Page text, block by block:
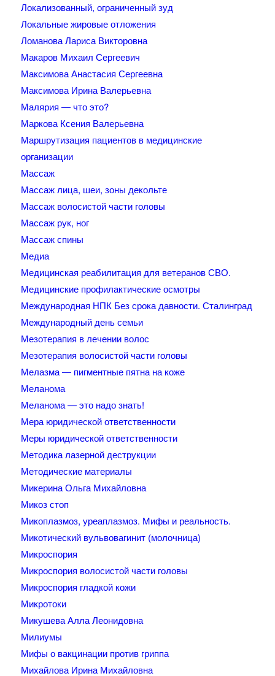
Локализованный, ограниченный зуд
Локальные жировые отложения
Ломанова Лариса Викторовна
Макаров Михаил Сергеевич
Максимова Анастасия Сергеевна
Максимова Ирина Валерьевна
Малярия — что это?
Маркова Ксения Валерьевна
Маршрутизация пациентов в медицинские
организации
Массаж
Массаж лица, шеи, зоны декольте
Массаж волосистой части головы
Массаж рук, ног
Массаж спины
Медиа
Медицинская реабилитация для ветеранов СВО.
Медицинские профилактические осмотры
Международная НПК Без срока давности. Сталинград
Международный день семьи
Мезотерапия в лечении волос
Мезотерапия волосистой части головы
Мелазма — пигментные пятна на коже
Меланома
Меланома — это надо знать!
Мера юридической ответственности
Меры юридической ответственности
Методика лазерной деструкции
Методические материалы
Микерина Ольга Михайловна
Микоз стоп
Микоплазмоз, уреаплазмоз. Мифы и реальность.
Микотический вульвовагинит (молочница)
Микроспория
Микроспория волосистой части головы
Микроспория гладкой кожи
Микротоки
Микушева Алла Леонидовна
Милиумы
Мифы о вакцинации против гриппа
Михайлова Ирина Михайловна